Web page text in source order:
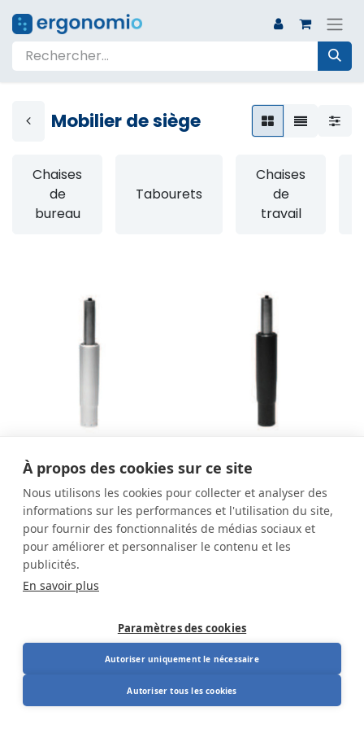
À propos des cookies sur ce site
Nous utilisons les cookies pour collecter et analyser des
informations sur les performances et l'utilisation du site,
pour fournir des fonctionnalités de médias sociaux et
pour améliorer et personnaliser le contenu et les
publicités.
En savoir plus
Paramètres des cookies
Autoriser uniquement le nécessaire
Autoriser tous les cookies
Mobilier de siège
Chaises
de
bureau
Tabourets
Chaises
de
travail
Vérin à gaz 4Q
argent pour RH Logic
300/400/RH Extend
219,00€ 197,00€
Vérin à gaz 4Q noir
pour RH Logic
300/400/RH Extend
219,00€ 197,00€